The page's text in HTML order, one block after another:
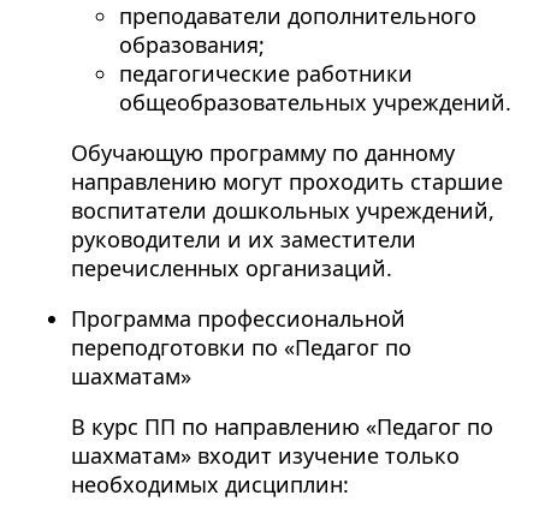
преподаватели дополнительного
образования;
педагогические работники
общеобразовательных учреждений.
Обучающую программу по данному
направлению могут проходить старшие
воспитатели дошкольных учреждений,
руководители и их заместители
перечисленных организаций.
Программа профессиональной
переподготовки по «Педагог по
шахматам»
В курс ПП по направлению «Педагог по
шахматам» входит изучение только
необходимых дисциплин: